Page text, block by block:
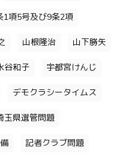
1項5号及び9条2項
山根隆治 山下勝矢
谷和子 宇都宮けんじ
デモクラシータイムス
玉県選管問題
記者クラブ問題